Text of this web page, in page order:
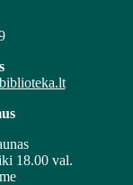
18.00 val.